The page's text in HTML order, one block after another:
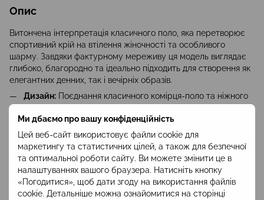
Ми дбаємо про вашу конфіденційність
Цей веб-сайт використовує файли cookie для
маркетингу та статистичних цілей, а також для безпечної
та оптимальної роботи сайту. Ви можете змінити це в
налаштуваннях вашого браузера. Натисніть кнопку
«Погодитися», щоб дати згоду на використання файлів
cookie. Детальніше можна ознайомитися на сторінці
Опис
Витончена інтерпретація класичного поло, яка перетворює
спортивний крій на втілення жіночності та особливого
шарму. Завдяки фактурному мереживу ця модель виглядає
глибоко, благородно та ідеально підходить для створення як
елегантних денних, так і вечірніх образів.
Дизайн: Поєднання класичного комірця-поло та ніжного
мережива створює ефектний контраст. Модель має
лаконічний крій довжиною 55 см, що дозволяє їй
гармонійно виглядати як із заправленим, так і з вільним
краєм.
Матеріал:100% поліестер. Мереживо з цього матеріалу
дуже зносостійке, чудово тримає форму, не
деформується після прання та зберігає насиченість
свого глибокого темно-зеленого кольору надовго.